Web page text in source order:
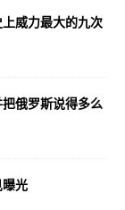
威力最大的九次
俄罗斯说得多么
光